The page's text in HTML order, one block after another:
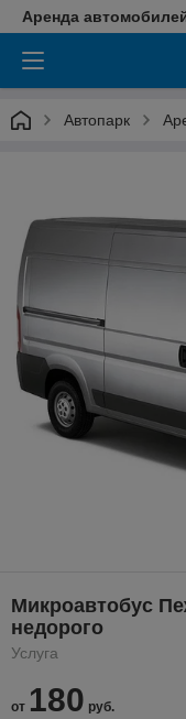
Аренда
Автопарк
Микроавтобус
недорого
Услуга
от 180 руб.